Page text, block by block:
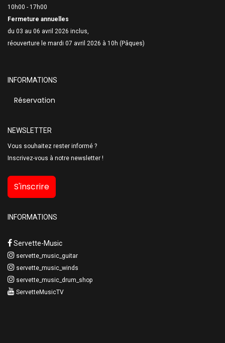
10h00 - 17h00
Fermeture annuelles
du 03 au 06 avril 2026 inclus,
réouverture le mardi 07 avril 2026 à 10h (Pâques)
INFORMATIONS
Réservation
NEWSLETTER
Vous souhaitez rester informé ?
Inscrivez-vous à notre newsletter !
S'inscrire
INFORMATIONS
Servette-Music
servette_music_guitar
servette_music_winds
servette_music_drum_shop
ServetteMusicTV